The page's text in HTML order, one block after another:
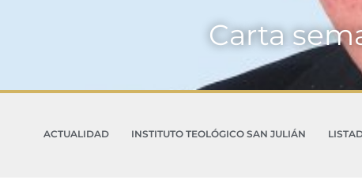
Carta
ACTUALIDAD INSTITUTO TEOLÓGICO SAN JULIÁN